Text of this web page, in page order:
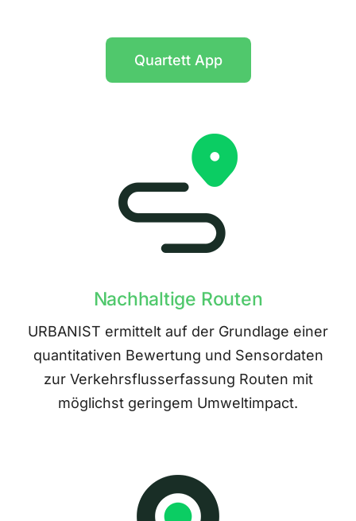
Quartett App
Nachhaltige Routen
URBANIST ermittelt auf der Grundlage einer
quantitativen Bewertung und Sensordaten
zur Verkehrsflusserfassung Routen mit
möglichst geringem Umweltimpact.